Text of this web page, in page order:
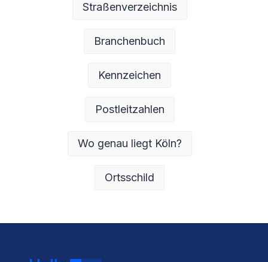
Straßenverzeichnis
Branchenbuch
Kennzeichen
Postleitzahlen
Wo genau liegt Köln?
Ortsschild